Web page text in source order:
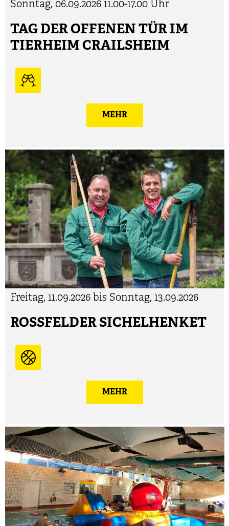
Sonntag, 06.09.2026 11.00-17.00 Uhr
TAG DER OFFENEN TÜR IM
TIERHEIM CRAILSHEIM
MEHR
Freitag, 11.09.2026 bis Sonntag, 13.09.2026
ROSSFELDER SICHELHENKET
MEHR